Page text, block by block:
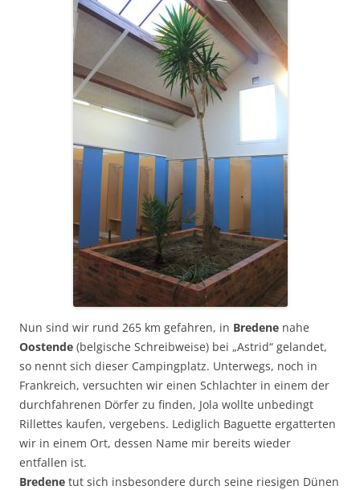
Nun sind wir rund 265 km gefahren, in Bredene nahe
Oostende (belgische Schreibweise) bei „Astrid“ gelandet,
so nennt sich dieser Campingplatz. Unterwegs, noch in
Frankreich, versuchten wir einen Schlachter in einem der
durchfahrenen Dörfer zu finden, Jola wollte unbedingt
Rillettes kaufen, vergebens. Lediglich Baguette ergatterten
wir in einem Ort, dessen Name mir bereits wieder
entfallen ist.
Bredene tut sich insbesondere durch seine riesigen Dünen